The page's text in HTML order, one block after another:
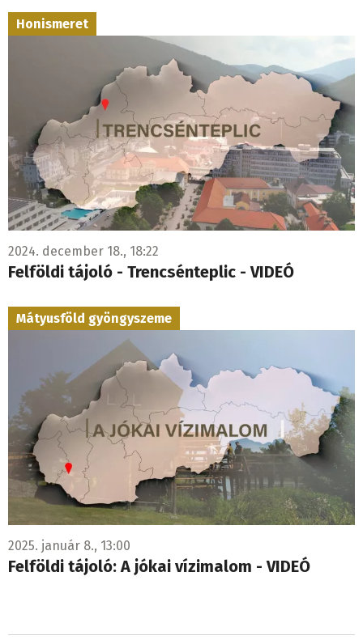
Honismeret
2024. december 18., 18:22
Felföldi tájoló - Trencsénteplic - VIDEÓ
Mátyusföld gyöngyszeme
2025. január 8., 13:00
Felföldi tájoló: A jókai vízimalom - VIDEÓ